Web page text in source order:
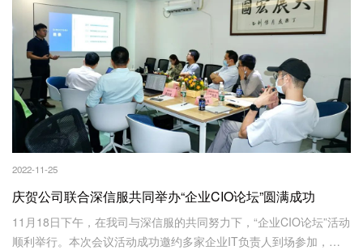
2022-11-25
庆贺公司联合深信服共同举办“企业CIO论坛”圆满成功
11月18日下午，在我司与深信服的共同努力下，“企业CIO论坛”活动
顺利举行。本次会议活动成功邀约多家企业IT负责人到场参加，在